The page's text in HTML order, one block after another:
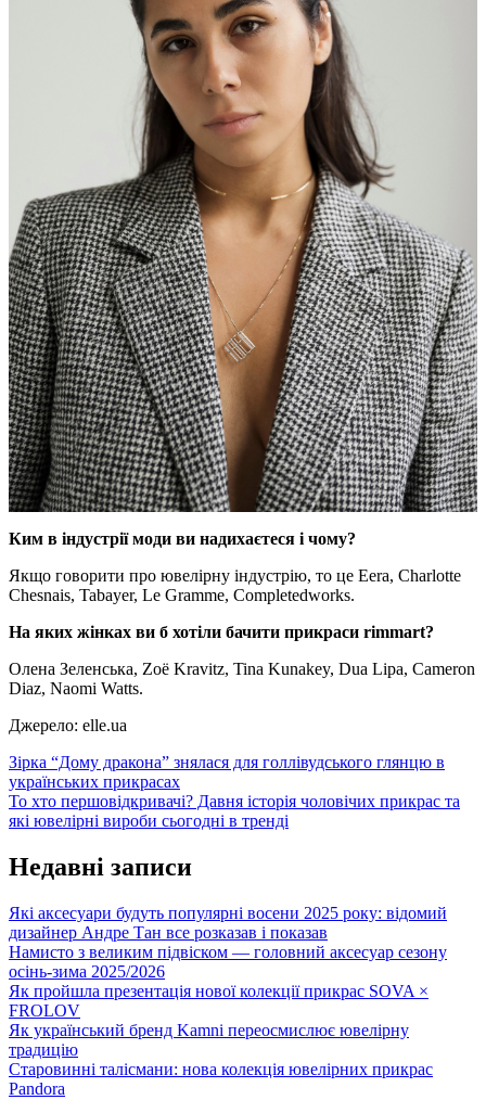
Ким в індустрії моди ви надихаєтеся і чому?
Якщо говорити про ювелірну індустрію, то це Eera, Charlotte
Chesnais, Tabayer, Le Gramme, Completedworks.
На яких жінках ви б хотіли бачити прикраси rimmart?
Олена Зеленська, Zoë Kravitz, Tina Kunakey, Dua Lipa, Cameron
Diaz, Naomi Watts.
Джерело: elle.ua
Навігація
записів
Зірка “Дому дракона” знялася для голлівудського глянцю в
українських прикрасах
То хто першовідкривачі? Давня історія чоловічих прикрас та
які ювелірні вироби сьогодні в тренді
Недавні записи
Які аксесуари будуть популярні восени 2025 року: відомий
дизайнер Андре Тан все розказав і показав
Намисто з великим підвіском — головний аксесуар сезону
осінь-зима 2025/2026
Як пройшла презентація нової колекції прикрас SOVA ×
FROLOV
Як український бренд Kamni переосмислює ювелірну
традицію
Старовинні талісмани: нова колекція ювелірних прикрас
Pandora